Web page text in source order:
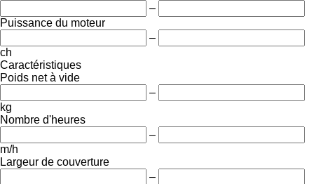
–
Puissance du moteur
–
ch
Caractéristiques
Poids net à vide
–
kg
Nombre d'heures
–
m/h
Largeur de couverture
–